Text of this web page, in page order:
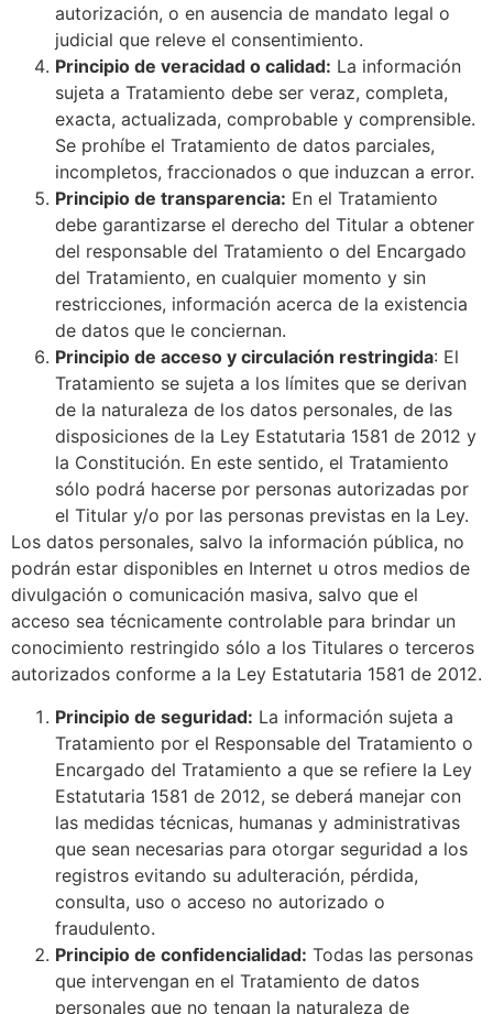
autorización, o en ausencia de mandato legal o
judicial que releve el consentimiento.
Principio de veracidad o calidad: La información
sujeta a Tratamiento debe ser veraz, completa,
exacta, actualizada, comprobable y comprensible.
Se prohíbe el Tratamiento de datos parciales,
incompletos, fraccionados o que induzcan a error.
Principio de transparencia: En el Tratamiento
debe garantizarse el derecho del Titular a obtener
del responsable del Tratamiento o del Encargado
del Tratamiento, en cualquier momento y sin
restricciones, información acerca de la existencia
de datos que le conciernan.
Principio de acceso y circulación restringida: El
Tratamiento se sujeta a los límites que se derivan
de la naturaleza de los datos personales, de las
disposiciones de la Ley Estatutaria 1581 de 2012 y
la Constitución. En este sentido, el Tratamiento
sólo podrá hacerse por personas autorizadas por
el Titular y/o por las personas previstas en la Ley.
Los datos personales, salvo la información pública, no
podrán estar disponibles en Internet u otros medios de
divulgación o comunicación masiva, salvo que el
acceso sea técnicamente controlable para brindar un
conocimiento restringido sólo a los Titulares o terceros
autorizados conforme a la Ley Estatutaria 1581 de 2012.
Principio de seguridad: La información sujeta a
Tratamiento por el Responsable del Tratamiento o
Encargado del Tratamiento a que se refiere la Ley
Estatutaria 1581 de 2012, se deberá manejar con
las medidas técnicas, humanas y administrativas
que sean necesarias para otorgar seguridad a los
registros evitando su adulteración, pérdida,
consulta, uso o acceso no autorizado o
fraudulento.
Principio de confidencialidad: Todas las personas
que intervengan en el Tratamiento de datos
personales que no tengan la naturaleza de